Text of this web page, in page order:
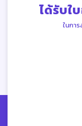
ได้รับใ
ในกา